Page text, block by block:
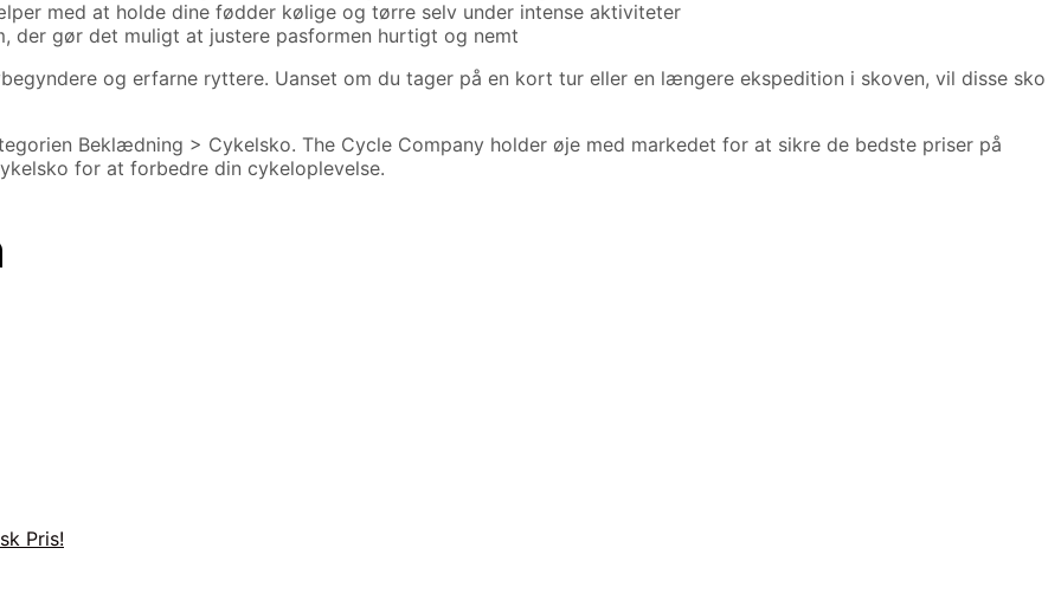
med at holde dine fødder kølige og tørre selv under intense aktiviteter
der gør det muligt at justere pasformen hurtigt og nemt
og erfarne ryttere. Uanset om du tager på en kort tur eller en længere ekspedition i skoven, vil disse sko
Beklædning > Cykelsko. The Cycle Company holder øje med markedet for at sikre de bedste priser på
for at forbedre din cykeloplevelse.